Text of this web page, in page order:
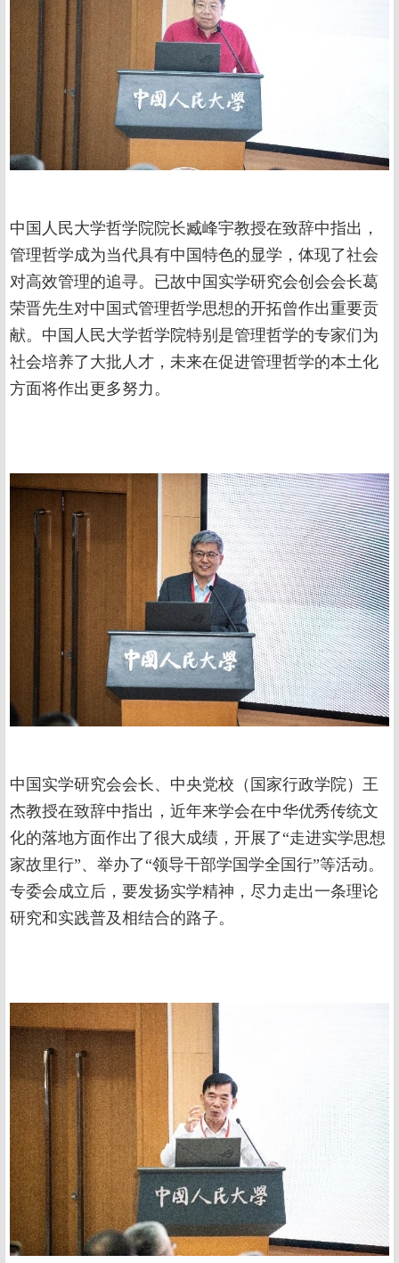
中国人民大学哲学院院长臧峰宇教授在致辞中指出，
管理哲学成为当代具有中国特色的显学，体现了社会
对高效管理的追寻。已故中国实学研究会创会会长葛
荣晋先生对中国式管理哲学思想的开拓曾作出重要贡
献。中国人民大学哲学院特别是管理哲学的专家们为
社会培养了大批人才，未来在促进管理哲学的本土化
方面将作出更多努力。
中国实学研究会会长、中央党校（国家行政学院）王
杰教授在致辞中指出，近年来学会在中华优秀传统文
化的落地方面作出了很大成绩，开展了“走进实学思想
家故里行”、举办了“领导干部学国学全国行”等活动。
专委会成立后，要发扬实学精神，尽力走出一条理论
研究和实践普及相结合的路子。